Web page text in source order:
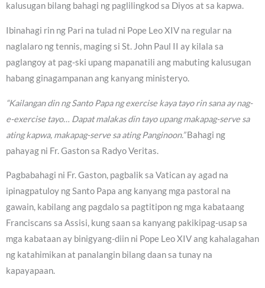
kalusugan bilang bahagi ng paglilingkod sa Diyos at sa kapwa.
Ibinahagi rin ng Pari na tulad ni Pope Leo XIV na regular na
naglalaro ng tennis, maging si St. John Paul II ay kilala sa
paglangoy at pag-ski upang mapanatili ang mabuting kalusugan
habang ginagampanan ang kanyang ministeryo.
“Kailangan din ng Santo Papa ng exercise kaya tayo rin sana ay nag-
e-exercise tayo… Dapat malakas din tayo upang makapag-serve sa
ating kapwa, makapag-serve sa ating Panginoon.”Bahagi ng
pahayag ni Fr. Gaston sa Radyo Veritas.
Pagbabahagi ni Fr. Gaston, pagbalik sa Vatican ay agad na
ipinagpatuloy ng Santo Papa ang kanyang mga pastoral na
gawain, kabilang ang pagdalo sa pagtitipon ng mga kabataang
Franciscans sa Assisi, kung saan sa kanyang pakikipag-usap sa
mga kabataan ay binigyang-diin ni Pope Leo XIV ang kahalagahan
ng katahimikan at panalangin bilang daan sa tunay na
kapayapaan.